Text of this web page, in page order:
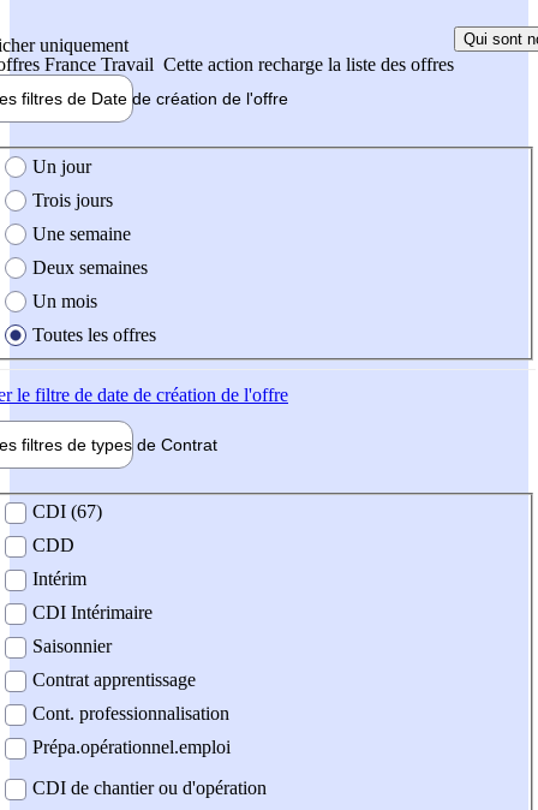
uniquement
France Travail Cette action recharge la liste des offres
Qui sont
filtres de Date de création de l'offre
création de l'offre
Un jour
Trois jours
Une semaine
Deux semaines
Un mois
Toutes les offres
le filtre de date de création de l'offre
filtres de types de Contrat
contrat
CDI (67)
CDD
Intérim
CDI Intérimaire
Saisonnier
Contrat apprentissage
Cont. professionnalisation
Prépa.opérationnel.emploi
CDI de chantier ou d'opération